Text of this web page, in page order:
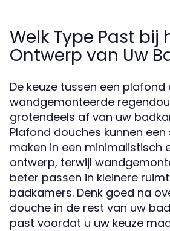
Welk Type Past bij
Ontwerp van Uw
De keuze tussen een plafond
wandgemonteerde
grotendeels af van uw
Plafond douches kunnen
maken in een minimalistisch
ontwerp, terwijl
beter passen in kleinere
badkamers. Denk goed na
douche in de rest van uw
past voordat u uw keuze